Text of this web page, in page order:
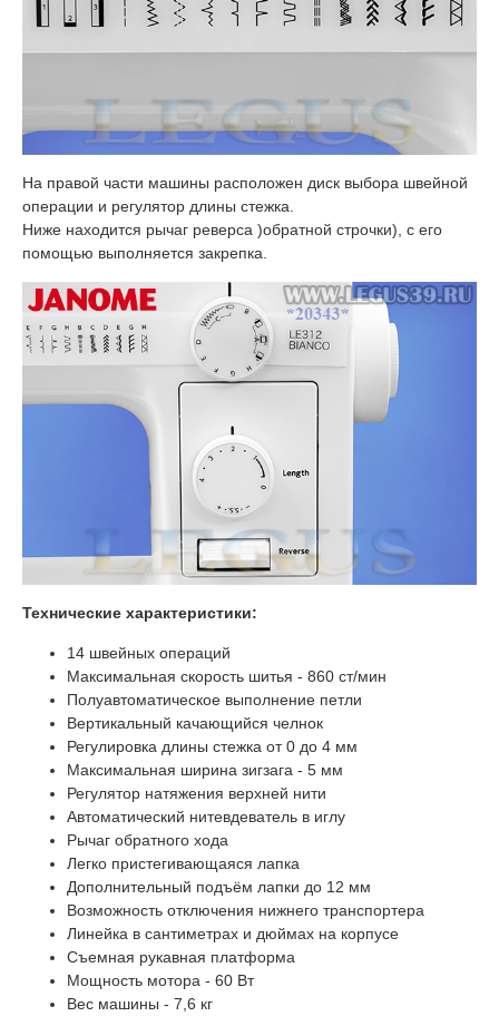
На правой части машины расположен диск выбора швейной
операции и регулятор длины стежка.
Ниже находится рычаг реверса )обратной строчки), с его
помощью выполняется закрепка.
Технические характеристики:
14 швейных операций
Максимальная скорость шитья - 860 ст/мин
Полуавтоматическое выполнение петли
Вертикальный качающийся челнок
Регулировка длины стежка от 0 до 4 мм
Максимальная ширина зигзага - 5 мм
Регулятор натяжения верхней нити
Автоматический нитевдеватель в иглу
Рычаг обратного хода
Легко пристегивающаяся лапка
Дополнительный подъём лапки до 12 мм
Возможность отключения нижнего транспортера
Линейка в сантиметрах и дюймах на корпусе
Съемная рукавная платформа
Мощность мотора - 60 Вт
Вес машины - 7,6 кг